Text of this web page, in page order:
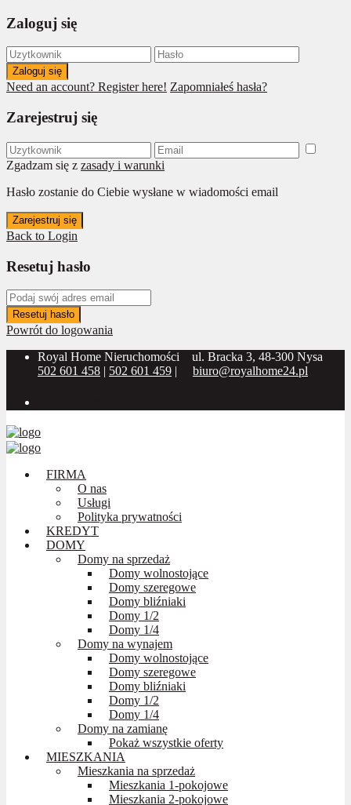
Zaloguj się
Zaloguj się
Need an account? Register here! Zapomniałeś hasła?
Zarejestruj się
Zgadzam się z zasady i warunki
Hasło zostanie do Ciebie wysłane w wiadomości email
Zarejestruj się
Back to Login
Resetuj hasło
Resetuj hasło
Powrót do logowania
Royal Home Nieruchomości
ul. Bracka 3, 48-300 Nysa
502 601 458 | 502 601 459 | biuro@royalhome24.pl
FIRMA
O nas
Usługi
Polityka prywatności
KREDYT
DOMY
Domy na sprzedaż
Domy wolnostojące
Domy szeregowe
Domy bliźniaki
Domy 1/2
Domy 1/4
Domy na wynajem
Domy wolnostojące
Domy szeregowe
Domy bliźniaki
Domy 1/2
Domy 1/4
Domy na zamianę
Pokaż wszystkie oferty
MIESZKANIA
Mieszkania na sprzedaż
Mieszkania 1-pokojowe
Mieszkania 2-pokojowe